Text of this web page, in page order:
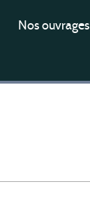
Nos ouvrages